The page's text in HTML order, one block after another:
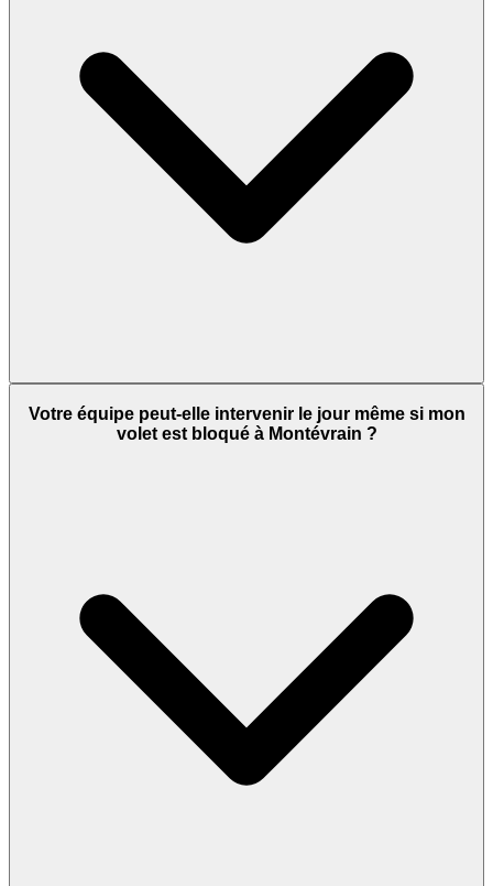
Votre équipe peut-elle intervenir le jour même si mon
volet est bloqué à Montévrain ?